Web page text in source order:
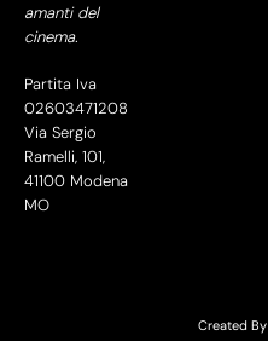
amanti del
cinema.
Partita Iva
02603471208
Via Sergio
Ramelli, 101,
41100 Modena
MO
Created By